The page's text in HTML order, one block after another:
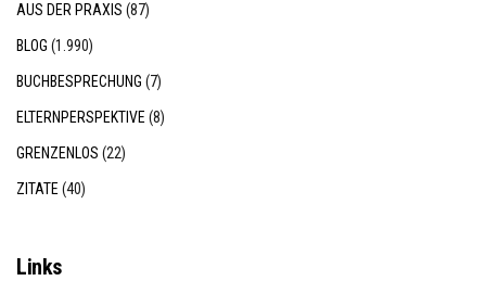
AUS DER PRAXIS (87)
BLOG (1.990)
BUCHBESPRECHUNG (7)
ELTERNPERSPEKTIVE (8)
GRENZENLOS (22)
ZITATE (40)
Links